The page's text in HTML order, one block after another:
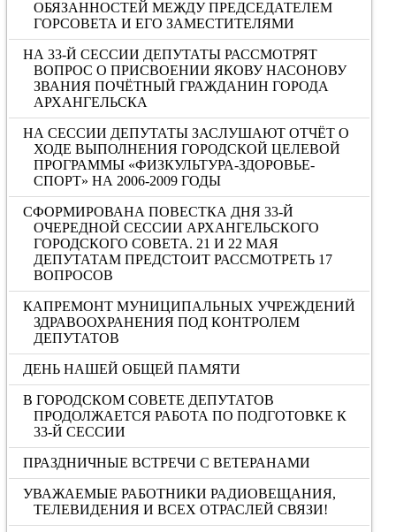
ОБЯЗАННОСТЕЙ МЕЖДУ ПРЕДСЕДАТЕЛЕМ
ГОРСОВЕТА И ЕГО ЗАМЕСТИТЕЛЯМИ
НА 33-Й СЕССИИ ДЕПУТАТЫ РАССМОТРЯТ
ВОПРОС О ПРИСВОЕНИИ ЯКОВУ НАСОНОВУ
ЗВАНИЯ ПОЧЁТНЫЙ ГРАЖДАНИН ГОРОДА
АРХАНГЕЛЬСКА
НА СЕССИИ ДЕПУТАТЫ ЗАСЛУШАЮТ ОТЧЁТ О
ХОДЕ ВЫПОЛНЕНИЯ ГОРОДСКОЙ ЦЕЛЕВОЙ
ПРОГРАММЫ «ФИЗКУЛЬТУРА-ЗДОРОВЬЕ-
СПОРТ» НА 2006-2009 ГОДЫ
СФОРМИРОВАНА ПОВЕСТКА ДНЯ 33-Й
ОЧЕРЕДНОЙ СЕССИИ АРХАНГЕЛЬСКОГО
ГОРОДСКОГО СОВЕТА. 21 И 22 МАЯ
ДЕПУТАТАМ ПРЕДСТОИТ РАССМОТРЕТЬ 17
ВОПРОСОВ
КАПРЕМОНТ МУНИЦИПАЛЬНЫХ УЧРЕЖДЕНИЙ
ЗДРАВООХРАНЕНИЯ ПОД КОНТРОЛЕМ
ДЕПУТАТОВ
ДЕНЬ НАШЕЙ ОБЩЕЙ ПАМЯТИ
В ГОРОДСКОМ СОВЕТЕ ДЕПУТАТОВ
ПРОДОЛЖАЕТСЯ РАБОТА ПО ПОДГОТОВКЕ К
33-Й СЕССИИ
ПРАЗДНИЧНЫЕ ВСТРЕЧИ С ВЕТЕРАНАМИ
УВАЖАЕМЫЕ РАБОТНИКИ РАДИОВЕЩАНИЯ,
ТЕЛЕВИДЕНИЯ И ВСЕХ ОТРАСЛЕЙ СВЯЗИ!